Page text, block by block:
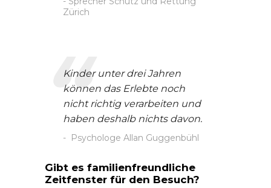
Zürich
Kinder unter drei Jahren
können das Erlebte noch
nicht richtig verarbeiten und
haben deshalb nichts davon.
Psychologe Allan Guggenbühl
Gibt es familienfreundliche
Zeitfenster für den Besuch?